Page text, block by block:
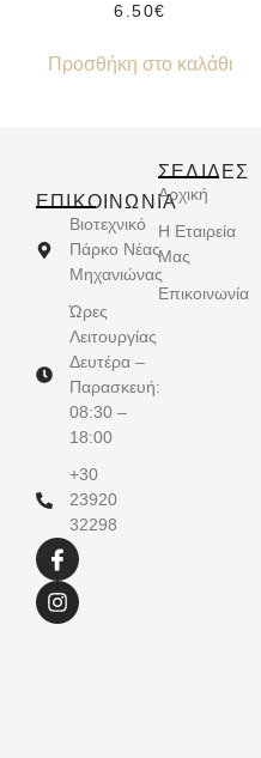
6.50€
Προσθήκη στο καλάθι
ΕΠΙΚΟΙΝΩΝΊΑ
Βιοτεχνικό
Πάρκο Νέας
Μηχανιώνας
Ώρες
Λειτουργίας
Δευτέρα –
Παρασκευή:
08:30 –
18:00
+30
23920
32298
ΣΕΛΙΔΕΣ
Αρχική
Η Εταιρεία
Μας
Επικοινωνία